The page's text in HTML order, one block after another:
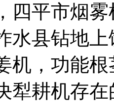
四平市烟
水县钻地
机，功能
犁耕机存